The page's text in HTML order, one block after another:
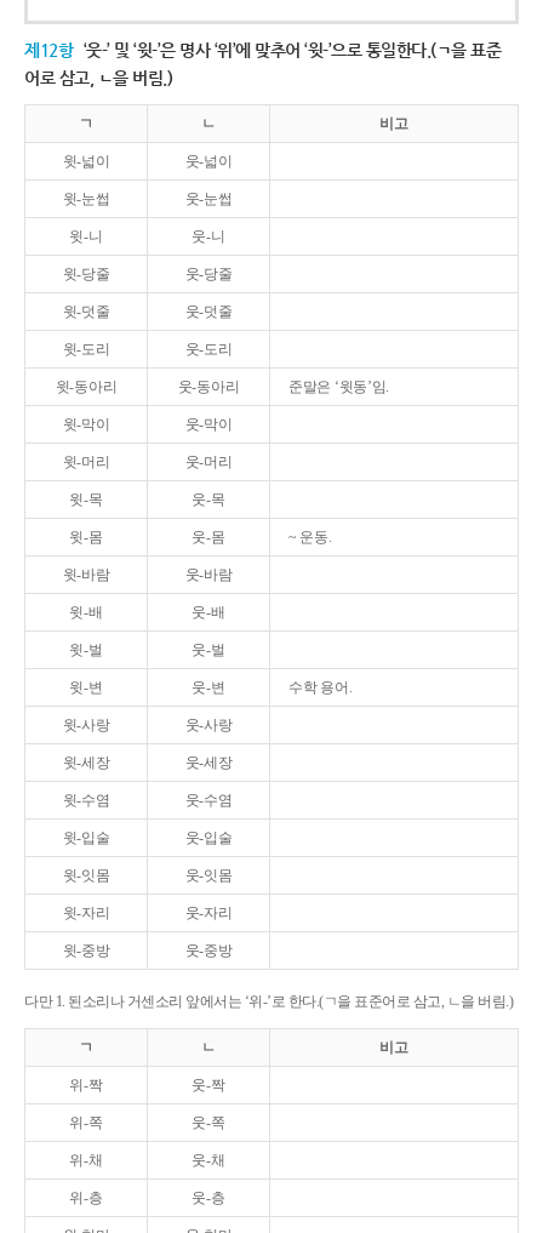
제12항 ‘웃-’ 및 ‘윗-’은 명사 ‘위’에 맞추어 ‘윗-’으로 통일한다.(ㄱ을 표준
어로 삼고, ㄴ을 버림.)
ㄱ ㄴ 비고
윗-넓이 웃-넓이
윗-눈썹 웃-눈썹
윗-니 웃-니
윗-당줄 웃-당줄
윗-덧줄 웃-덧줄
윗-도리 웃-도리
윗-동아리 웃-동아리 준말은 ‘윗동’임.
윗-막이 웃-막이
윗-머리 웃-머리
윗-목 웃-목
윗-몸 웃-몸 ~ 운동.
윗-바람 웃-바람
윗-배 웃-배
윗-벌 웃-벌
윗-변 웃-변 수학 용어.
윗-사랑 웃-사랑
윗-세장 웃-세장
윗-수염 웃-수염
윗-입술 웃-입술
윗-잇몸 웃-잇몸
윗-자리 웃-자리
윗-중방 웃-중방
다만 1. 된소리나 거센소리 앞에서는 ‘위-’로 한다.(ㄱ을 표준어로 삼고, ㄴ을 버림.)
ㄱ ㄴ 비고
위-짝 웃-짝
위-쪽 웃-쪽
위-채 웃-채
위-층 웃-층